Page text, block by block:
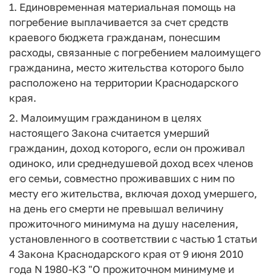
1. Единовременная материальная помощь на
погребение выплачивается за счет средств
краевого бюджета гражданам, понесшим
расходы, связанные с погребением малоимущего
гражданина, место жительства которого было
расположено на территории Краснодарского
края.
2. Малоимущим гражданином в целях
настоящего Закона считается умерший
гражданин, доход которого, если он проживал
одиноко, или среднедушевой доход всех членов
его семьи, совместно проживавших с ним по
месту его жительства, включая доход умершего,
на день его смерти не превышал величину
прожиточного минимума на душу населения,
установленного в соответствии с частью 1 статьи
4 Закона Краснодарского края от 9 июня 2010
года N 1980-КЗ "О прожиточном минимуме и